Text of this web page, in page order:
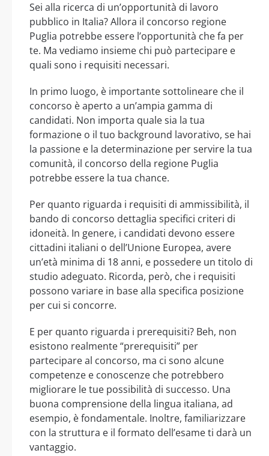
Sei alla ricerca di un’opportunità di lavoro
pubblico in Italia? Allora il concorso regione
Puglia potrebbe essere l’opportunità che fa per
te. Ma vediamo insieme chi può partecipare e
quali sono i requisiti necessari.
In primo luogo, è importante sottolineare che il
concorso è aperto a un’ampia gamma di
candidati. Non importa quale sia la tua
formazione o il tuo background lavorativo, se hai
la passione e la determinazione per servire la tua
comunità, il concorso della regione Puglia
potrebbe essere la tua chance.
Per quanto riguarda i requisiti di ammissibilità, il
bando di concorso dettaglia specifici criteri di
idoneità. In genere, i candidati devono essere
cittadini italiani o dell’Unione Europea, avere
un’età minima di 18 anni, e possedere un titolo di
studio adeguato. Ricorda, però, che i requisiti
possono variare in base alla specifica posizione
per cui si concorre.
E per quanto riguarda i prerequisiti? Beh, non
esistono realmente “prerequisiti” per
partecipare al concorso, ma ci sono alcune
competenze e conoscenze che potrebbero
migliorare le tue possibilità di successo. Una
buona comprensione della lingua italiana, ad
esempio, è fondamentale. Inoltre, familiarizzare
con la struttura e il formato dell’esame ti darà un
vantaggio.